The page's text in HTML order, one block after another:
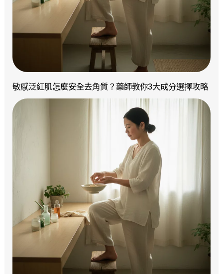
敏感泛紅肌怎麼安全去角質？藥師教你3大成分選擇攻略